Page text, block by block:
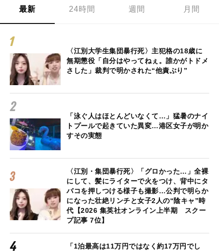
最新 24時間 週間 月間
〈江別大学生集団暴行死〉主犯格の18歳に
無期懲役「自分はやってねぇ。誰かがトドメ
さした」裁判で明かされた“他責ぶり”
「泳ぐ人はほとんどいなくて…」猛暑のナイ
トプールで起きていた異変…港区女子が明か
すその実態
〈江別・集団暴行死〉「グロかった…」全裸
にして、髪にライターで火をつけ、背中にタ
バコを押しつける様子も撮影…公判で明らか
になった壮絶リンチと女子2人の“陰キャ”時
代【2026 集英社オンライン上半期 スクー
プ記事 7位】
「1泊最高は11万円ではなく約17万円でし